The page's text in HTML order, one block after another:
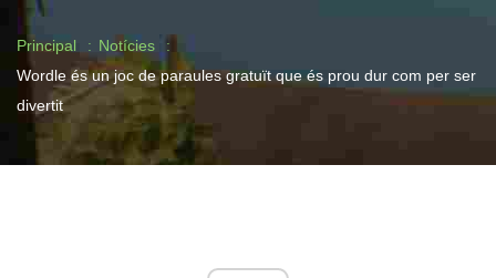
Principal
Notícies
Wordle és un joc de paraules gratuït que és prou dur com per ser
divertit